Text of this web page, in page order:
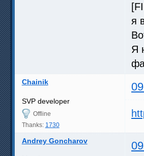
я
Я
Chainik
SVP developer
Offline
Thanks: 1730
Andrey Goncharov